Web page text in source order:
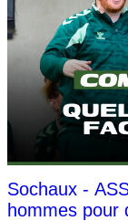
Sochaux -
hommes pour